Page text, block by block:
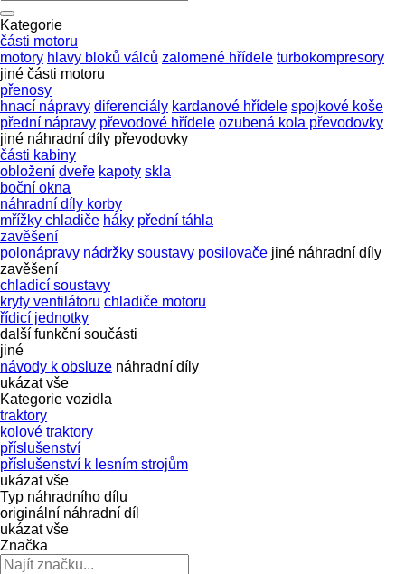
Kategorie
části motoru
motory hlavy bloků válců zalomené hřídele turbokompresory
jiné části motoru
přenosy
hnací nápravy diferenciály kardanové hřídele spojkové koše
přední nápravy převodové hřídele ozubená kola převodovky
jiné náhradní díly převodovky
části kabiny
obložení dveře kapoty skla
boční okna
náhradní díly korby
mřížky chladiče háky přední táhla
zavěšení
polonápravy nádržky soustavy posilovače jiné náhradní díly
zavěšení
chladicí soustavy
kryty ventilátoru chladiče motoru
řídicí jednotky
další funkční součásti
jiné
návody k obsluze náhradní díly
ukázat vše
Kategorie vozidla
traktory
kolové traktory
příslušenství
příslušenství k lesním strojům
ukázat vše
Typ náhradního dílu
originální náhradní díl
ukázat vše
Značka